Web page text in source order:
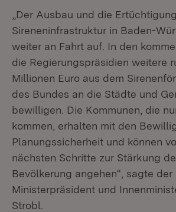
„Der Ausbau und die
Sireneninfrastruktur in Baden-
weiter an Fahrt auf. In den
die Regierungspräsidien weitere
Millionen Euro aus dem
des Bundes an die Städte und
bewilligen. Die Kommunen, die
kommen, erhalten mit den
Planungssicherheit und können
nächsten Schritte zur Stärkung
Bevölkerung angehen“, sagte
Ministerpräsident und
Strobl.